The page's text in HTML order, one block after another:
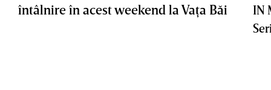
întâlnire în acest weekend la Vaţa Băi
IN